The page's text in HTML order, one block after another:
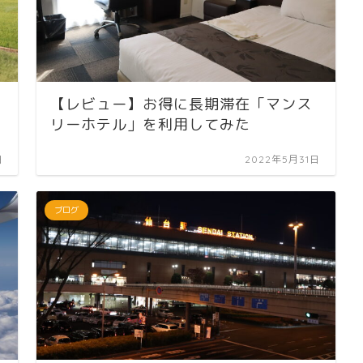
【レビュー】お得に長期滞在「マンス
リーホテル」を利用してみた
2022年5月31日
ブログ